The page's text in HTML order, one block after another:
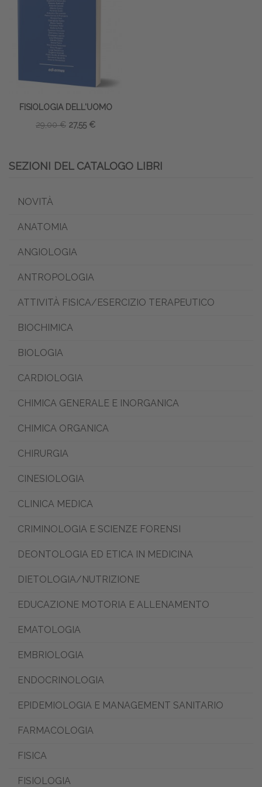
FISIOLOGIA DELL'UOMO
29,00 € 27,55 €
SEZIONI DEL CATALOGO LIBRI
NOVITÀ
ANATOMIA
ANGIOLOGIA
ANTROPOLOGIA
ATTIVITÀ FISICA/ESERCIZIO TERAPEUTICO
BIOCHIMICA
BIOLOGIA
CARDIOLOGIA
CHIMICA GENERALE E INORGANICA
CHIMICA ORGANICA
CHIRURGIA
CINESIOLOGIA
CLINICA MEDICA
CRIMINOLOGIA E SCIENZE FORENSI
DEONTOLOGIA ED ETICA IN MEDICINA
DIETOLOGIA/NUTRIZIONE
EDUCAZIONE MOTORIA E ALLENAMENTO
EMATOLOGIA
EMBRIOLOGIA
ENDOCRINOLOGIA
EPIDEMIOLOGIA E MANAGEMENT SANITARIO
FARMACOLOGIA
FISICA
FISIOLOGIA